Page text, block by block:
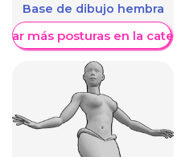
Base de dibujo hembra
más posturas en la